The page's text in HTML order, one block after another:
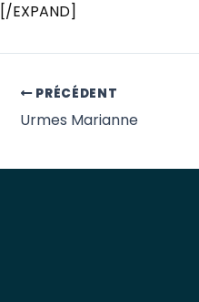
[/EXPAND]
PRÉCÉDENT
Urmes Marianne